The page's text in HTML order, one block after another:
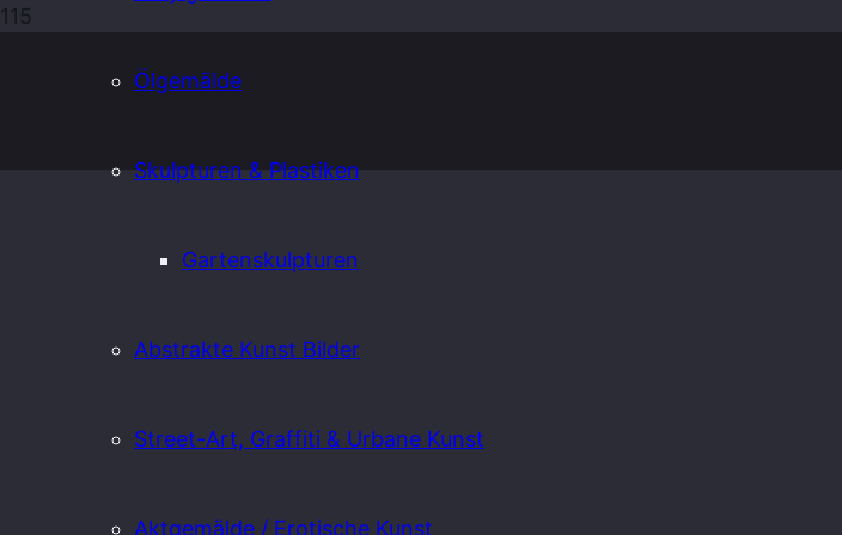
Ölgemälde
Skulpturen & Plastiken
Gartenskulpturen
Abstrakte Kunst Bilder
Street-Art, Graffiti & Urbane Kunst
Aktgemälde / Erotische Kunst